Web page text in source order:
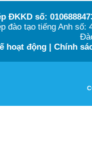
ĐKKD số:
đào tạo tiếng Anh
hoạt động| Chính